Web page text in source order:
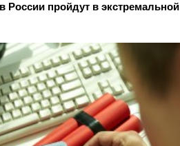
пройдут в экстремальной